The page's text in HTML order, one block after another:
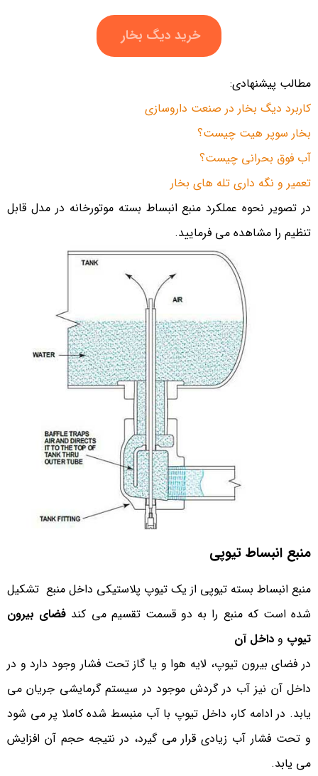
خرید دیگ بخار
مطالب پیشنهادی:
کاربرد دیگ بخار در صنعت داروسازی
بخار سوپر هیت چیست؟
آب فوق بحرانی چیست؟
تعمیر و نگه داری تله های بخار
در تصویر نحوه عملکرد منبع انبساط بسته موتورخانه در مدل قابل
تنظیم را مشاهده می فرمایید.
منبع انبساط تیوپی
منبع انبساط بسته تیوپی از یک تیوپ پلاستیکی داخل منبع تشکیل
شده است که منبع را به دو قسمت تقسیم می کند فضای بیرون
تیوپ و داخل آن
در فضای بیرون تیوپ، لایه هوا و یا گاز تحت فشار وجود دارد و در
داخل آن نیز آب در گردش موجود در سیستم گرمایشی جریان می
یابد. در ادامه کار، داخل تیوپ با آب منبسط شده کاملا پر می شود
و تحت فشار آب زیادی قرار می گیرد، در نتیجه حجم آن افزایش
می یابد.